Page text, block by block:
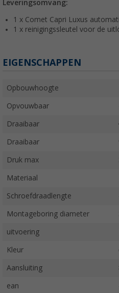
Leveringsomvang:
1 x Comet Capri Luxus
1 x reinigingssleutel voor de
EIGENSCHAPPEN
Opbouwhoogte
Opvouwbaar
Draaibaar
Draaibaar
Druk max
Materiaal
Schroefdraadlengte
Montageboring diameter
uitvoering
Kleur
Aansluiting
ean